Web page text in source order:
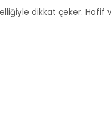
dikkat çeker.